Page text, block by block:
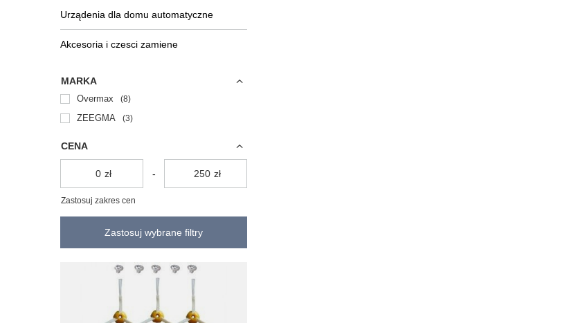
Urządenia dla domu automatyczne
Akcesoria i czesci zamiene
MARKA
Overmax 8
ZEEGMA 3
CENA
zł - zł
Zastosuj zakres cen
Zastosuj wybrane filtry